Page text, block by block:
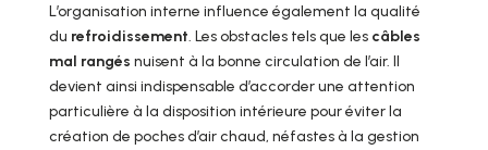
L’organisation interne influence également la qualité
du refroidissement. Les obstacles tels que les câbles
mal rangés nuisent à la bonne circulation de l’air. Il
devient ainsi indispensable d’accorder une attention
particulière à la disposition intérieure pour éviter la
création de poches d’air chaud, néfastes à la gestion